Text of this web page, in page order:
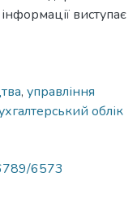
виступає
, управління
облік
6573